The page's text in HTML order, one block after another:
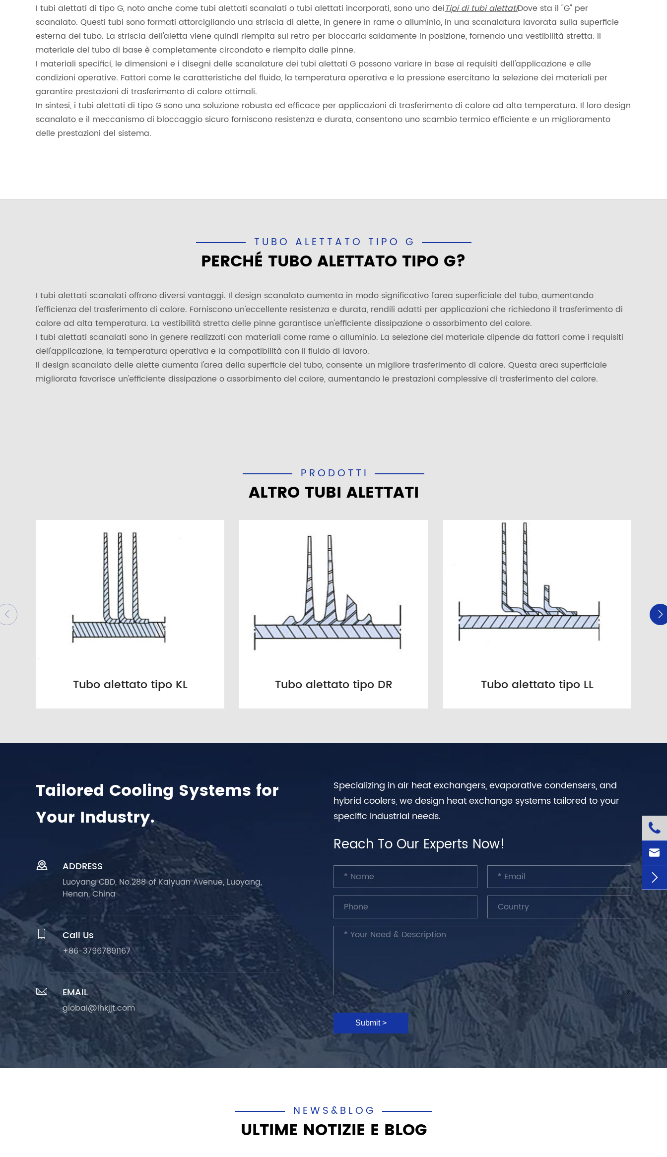
I tubi alettati di tipo G, noto anche come tubi alettati scanalati o tubi alettati incorporati, sono uno deiTipi di tubi alettatiDove sta il "G" per
scanalato. Questi tubi sono formati attorcigliando una striscia di alette, in genere in rame o alluminio, in una scanalatura lavorata sulla superficie
esterna del tubo. La striscia dell'aletta viene quindi riempita sul retro per bloccarla saldamente in posizione, fornendo una vestibilità stretta. Il
materiale del tubo di base è completamente circondato e riempito dalle pinne.
I materiali specifici, le dimensioni e i disegni delle scanalature dei tubi alettati G possono variare in base ai requisiti dell'applicazione e alle
condizioni operative. Fattori come le caratteristiche del fluido, la temperatura operativa e la pressione esercitano la selezione dei materiali per
garantire prestazioni di trasferimento di calore ottimali.
In sintesi, i tubi alettati di tipo G sono una soluzione robusta ed efficace per applicazioni di trasferimento di calore ad alta temperatura. Il loro design
scanalato e il meccanismo di bloccaggio sicuro forniscono resistenza e durata, consentono uno scambio termico efficiente e un miglioramento
delle prestazioni del sistema.
TUBO ALETTATO TIPO G
PERCHÉ TUBO ALETTATO TIPO G?
I tubi alettati scanalati offrono diversi vantaggi. Il design scanalato aumenta in modo significativo l'area superficiale del tubo, aumentando
l'efficienza del trasferimento di calore. Forniscono un'eccellente resistenza e durata, rendili adatti per applicazioni che richiedono il trasferimento di
calore ad alta temperatura. La vestibilità stretta delle pinne garantisce un'efficiente dissipazione o assorbimento del calore.
I tubi alettati scanalati sono in genere realizzati con materiali come rame o alluminio. La selezione del materiale dipende da fattori come i requisiti
dell'applicazione, la temperatura operativa e la compatibilità con il fluido di lavoro.
Il design scanalato delle alette aumenta l'area della superficie del tubo, consente un migliore trasferimento di calore. Questa area superficiale
migliorata favorisce un'efficiente dissipazione o assorbimento del calore, aumentando le prestazioni complessive di trasferimento del calore.
PRODOTTI
ALTRO TUBI ALETTATI
Tubo alettato tipo KL Tubo alettato tipo DR Tubo alettato tipo LL
 
Tailored Cooling Systems for
Your Industry.
 ADDRESS
Luoyang CBD, No.288 of Kaiyuan Avenue, Luoyang,
Henan, China
 Call Us
+86-37967891167
 EMAIL
global@lhkjjt.com
Specializing in air heat exchangers, evaporative condensers, and
hybrid coolers, we design heat exchange systems tailored to your
specific industrial needs.
Reach To Our Experts Now!
Submit >
NEWS&BLOG
ULTIME NOTIZIE E BLOG


